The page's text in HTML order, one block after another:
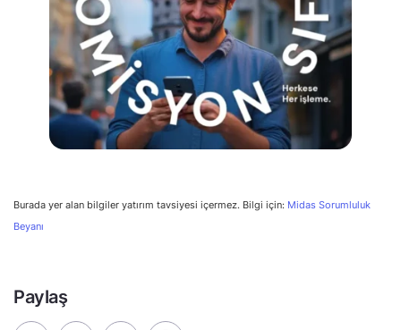
Burada yer alan bilgiler yatırım tavsiyesi içermez. Bilgi için: Midas Sorumluluk
Beyanı
Paylaş